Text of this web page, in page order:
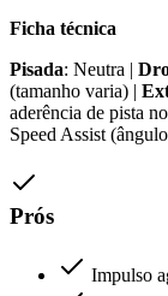
Ficha técnica
Pisada: Neutra |
(tamanho varia) |
aderência de pista
Speed Assist
Prós
Impulso